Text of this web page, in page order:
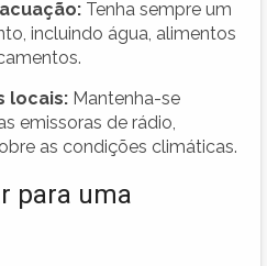
Tenha sempre um
incluindo água, alimentos
locais: Mantenha-se
emissoras de rádio,
as condições climáticas.
para uma